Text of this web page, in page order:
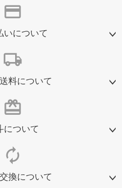
credit_card
いについて
local_shipping
料について
card_giftcard
について
autorenew
換について